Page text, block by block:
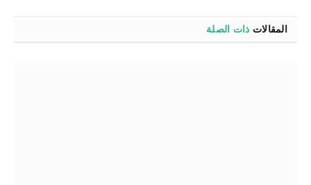
المقالات ذات الصلة